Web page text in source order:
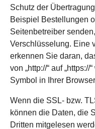
Schutz der
Beispiel Bestellungen
Seitenbetreiber
Verschlüsselung. Eine
erkennen Sie daran,
von „http://“ auf
Symbol in Ihrer
Wenn die SSL- bzw.
können die Daten, die
Dritten mitgelesen